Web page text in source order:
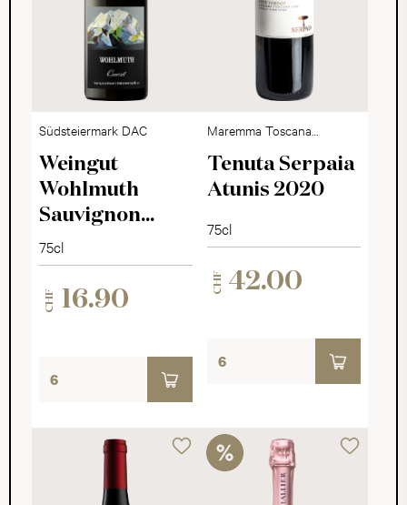
Südsteiermark DAC
Weingut
Wohlmuth
Sauvignon
Blanc Quarzit
2025
75cl
CHF 16.90
Maremma Toscana
DOC
Tenuta Serpaia
Atunis 2020
75cl
CHF 42.00